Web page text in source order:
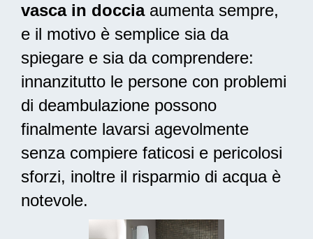
vasca in docciaaumenta sempre,
e il motivo è semplice sia da
spiegare e sia da comprendere:
innanzitutto le persone con problemi
di deambulazione possono
finalmente lavarsi agevolmente
senza compiere faticosi e pericolosi
sforzi, inoltre il risparmio di acqua è
notevole.